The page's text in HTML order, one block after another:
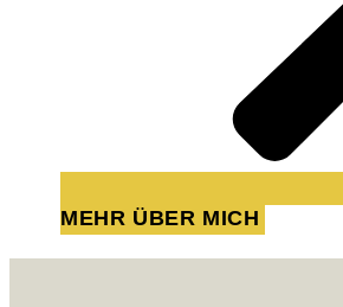
MEHR ÜBER MICH